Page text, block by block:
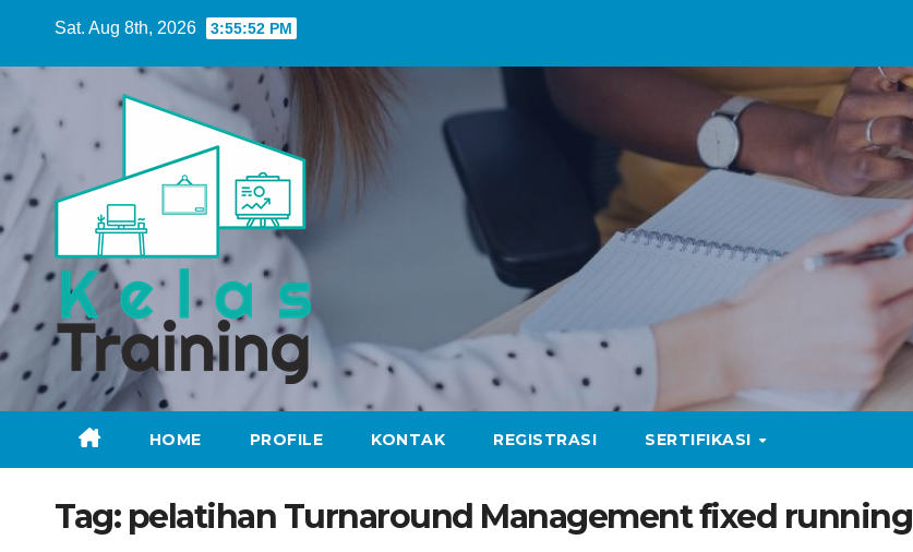
content
Sat. Aug 8th, 2026 3:55:53 PM
HOME PROFILE KONTAK REGISTRASI SERTIFIKASI
Tag: pelatihan Turnaround Management fixed running